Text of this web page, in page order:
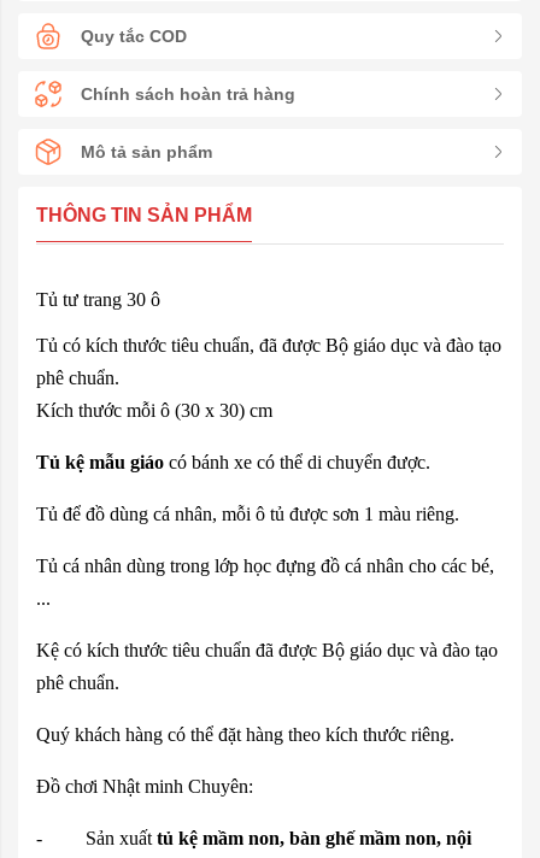
Quy tắc COD
Chính sách hoàn trả hàng
Mô tả sản phẩm
THÔNG TIN SẢN PHẨM
Tủ tư trang 30 ô
Tủ có kích thước tiêu chuẩn, đã được Bộ giáo dục và đào tạo
phê chuẩn.
Kích thước mỗi ô (30 x 30) cm
Tủ kệ mẫu giáo có bánh xe có thể di chuyển được.
Tủ để đồ dùng cá nhân, mỗi ô tủ được sơn 1 màu riêng.
Tủ cá nhân dùng trong lớp học đựng đồ cá nhân cho các bé,
...
Kệ có kích thước tiêu chuẩn đã được Bộ giáo dục và đào tạo
phê chuẩn.
Quý khách hàng có thể đặt hàng theo kích thước riêng.
Đồ chơi Nhật minh Chuyên:
- Sản xuất tủ kệ mầm non, bàn ghế mầm non, nội